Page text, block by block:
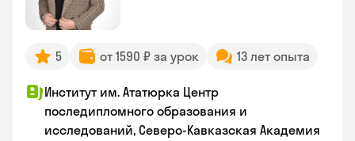
5 от 1590 ₽ за урок 13 лет опыта
Институт им. Ататюрка Центр
последипломного образования и
исследований, Северо-Кавказская Академия